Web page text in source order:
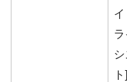
イ
ト]